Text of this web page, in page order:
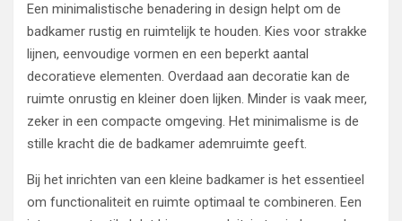
Een minimalistische benadering in design helpt om de
badkamer rustig en ruimtelijk te houden. Kies voor strakke
lijnen, eenvoudige vormen en een beperkt aantal
decoratieve elementen. Overdaad aan decoratie kan de
ruimte onrustig en kleiner doen lijken. Minder is vaak meer,
zeker in een compacte omgeving. Het minimalisme is de
stille kracht die de badkamer ademruimte geeft.
Bij het inrichten van een kleine badkamer is het essentieel
om functionaliteit en ruimte optimaal te combineren. Een